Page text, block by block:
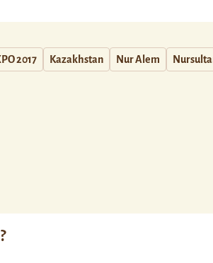
2017 Kazakhstan Nur Alem